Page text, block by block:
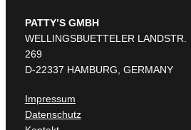
PATTY’S GMBH
WELLINGSBUETTELER LANDSTR.
269
D-22337 HAMBURG, GERMANY
Impressum
Datenschutz